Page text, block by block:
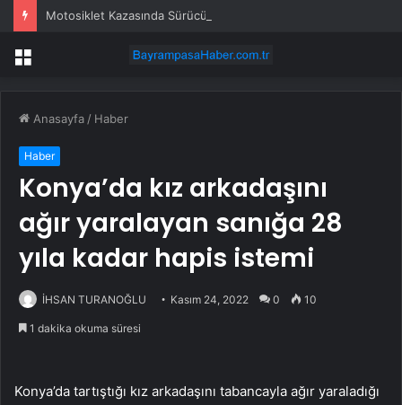
Motosiklet Kazasında Sürücü Hayatını Kaybetti
Menü
Anasayfa / Haber
Haber
Konya’da kız arkadaşını
ağır yaralayan sanığa 28
yıla kadar hapis istemi
İHSAN TURANOĞLU Kasım 24, 2022 0 10
1 dakika okuma süresi
Konya’da tartıştığı kız arkadaşını tabancayla ağır yaraladığı